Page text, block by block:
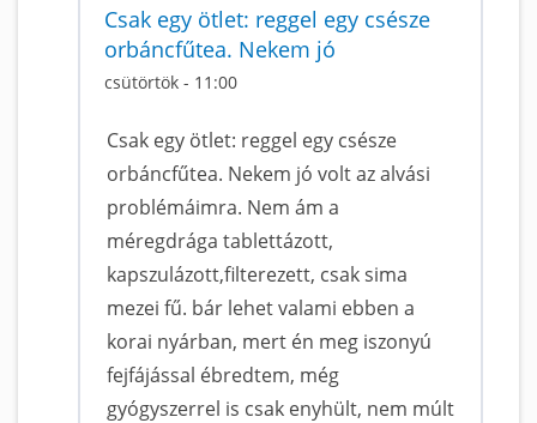
Csak egy ötlet: reggel egy csésze
orbáncfűtea. Nekem jó
csütörtök - 11:00
Csak egy ötlet: reggel egy csésze
orbáncfűtea. Nekem jó volt az alvási
problémáimra. Nem ám a
méregdrága tablettázott,
kapszulázott,filterezett, csak sima
mezei fű. bár lehet valami ebben a
korai nyárban, mert én meg iszonyú
fejfájással ébredtem, még
gyógyszerrel is csak enyhült, nem múlt